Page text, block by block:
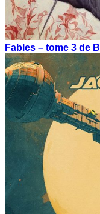
Fables – tome 3 de